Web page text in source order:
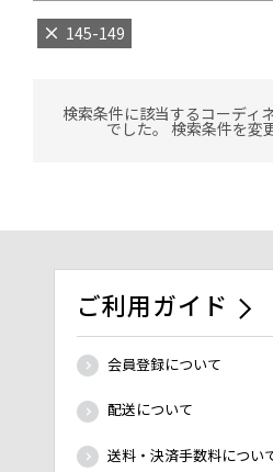
145-149
検索条件に該当するコーディ
でした。 検索条件を変
ご利用ガイド
会員登録について
配送について
送料・決済手数料につい